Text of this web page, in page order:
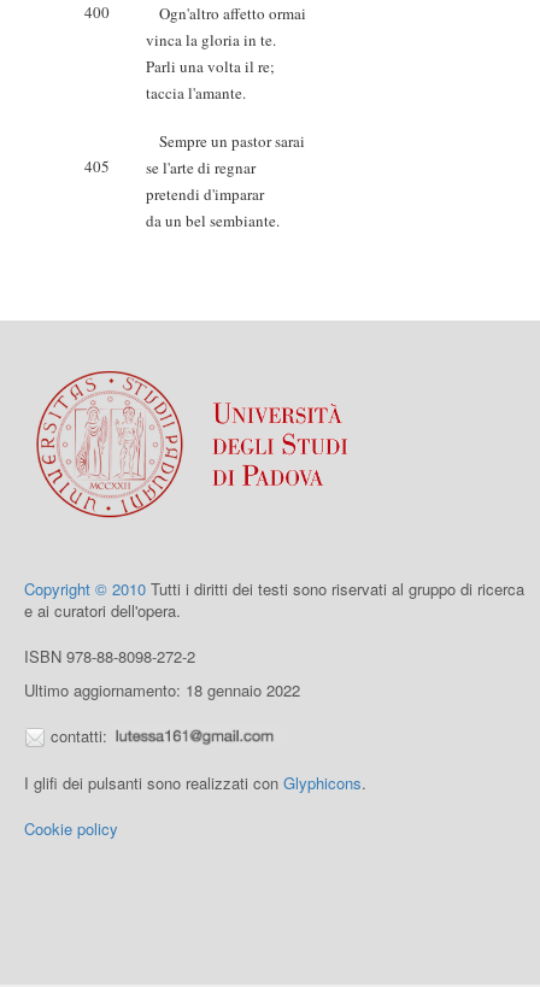
400
Ogn'altro affetto ormai
vinca la gloria in te.
Parli una volta il re;
taccia l'amante.
Sempre un pastor sarai
405
se l'arte di regnar
pretendi d'imparar
da un bel sembiante.
Copyright © 2010 Tutti i diritti dei testi sono riservati al gruppo di ricerca
e ai curatori dell'opera.
ISBN 978-88-8098-272-2
Ultimo aggiornamento: 18 gennaio 2022
contatti:
I glifi dei pulsanti sono realizzati con Glyphicons.
Cookie policy